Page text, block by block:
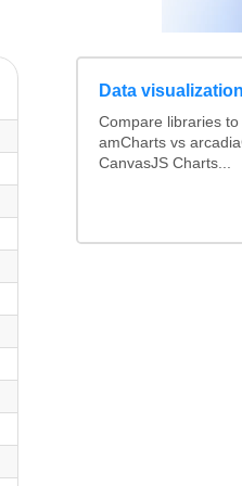
Data
Compare libraries
amCharts vs
CanvasJS Charts...